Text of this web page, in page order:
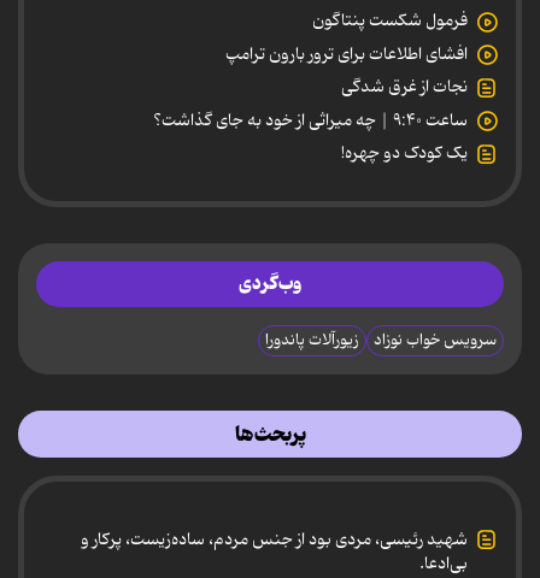
فرمول شکست پنتاگون
افشای اطلاعات برای ترور بارون ترامپ
نجات از غرق شدگی
ساعت ۹:۴۰ | چه میراثی از خود به جای گذاشت؟
یک کودک دو چهره!
وب‌گردی
سرویس خواب نوزاد زیورآلات پاندورا
پربحث‌ها
شهید رئیسی، مردی بود از جنس مردم، ساده‌زیست، پرکار و
بی‌ادعا.